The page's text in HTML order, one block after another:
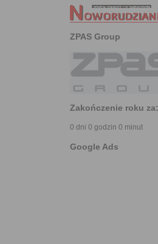
ZPAS Group
Zakończenie roku za:
0 dni 0 godzin 0 minut
Google Ads